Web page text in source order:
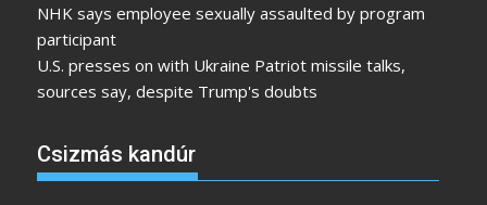
NHK says employee sexually assaulted by program
participant
U.S. presses on with Ukraine Patriot missile talks,
sources say, despite Trump's doubts
Csizmás kandúr